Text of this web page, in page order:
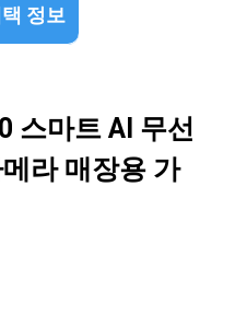
정보
스마트 AI 무선
라 매장용 가